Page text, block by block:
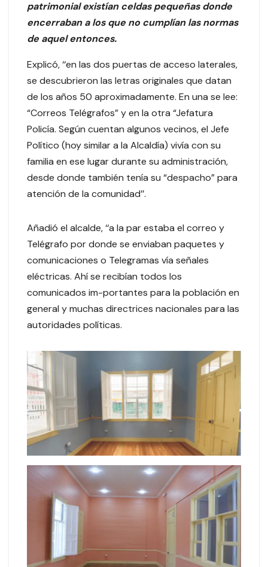
patrimonial existían celdas pequeñas donde
encerraban a los que no cumplían las normas
de aquel entonces.
Explicó, ‘‘en las dos puertas de acceso laterales,
se descubrieron las letras originales que datan
de los años 50 aproximadamente. En una se lee:
“Correos Telégrafos” y en la otra “Jefatura
Policía. Según cuentan algunos vecinos, el Jefe
Político (hoy similar a la Alcaldía) vivía con su
familia en ese lugar durante su administración,
desde donde también tenía su “despacho” para
atención de la comunidad’’.
Añadió el alcalde, ‘‘a la par estaba el correo y
Telégrafo por donde se enviaban paquetes y
comunicaciones o Telegramas vía señales
eléctricas. Ahí se recibían todos los
comunicados im-portantes para la población en
general y muchas directrices nacionales para las
autoridades políticas.